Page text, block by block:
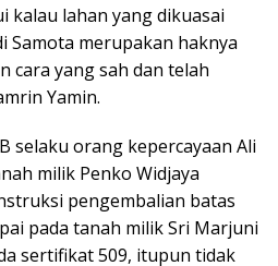
kalau lahan yang dikuasai
Samota merupakan haknya
cara yang sah dan telah
Yamin.
selaku orang kepercayaan Ali
milik Penko Widjaya
pengembalian batas
pada tanah milik Sri Marjuni
sertifikat 509, itupun tidak